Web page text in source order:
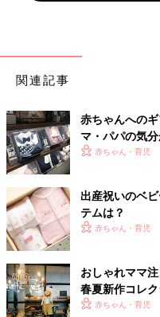
関連記事
赤ちゃんへの
マ・パパの気
赤ちゃん・育児
出産祝いのベ
テムは？
赤ちゃん・育児
おしゃれママ
春夏新作コレ
赤ちゃん・育児